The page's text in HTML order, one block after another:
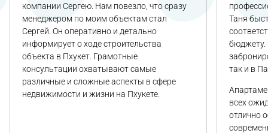
компании Сергею. Нам повезло, что сразу
менеджером по моим объектам стал
Сергей. Он оперативно и детально
информирует о ходе строительства
объекта в Пхукет. Грамотные
консультации охватывают самые
различные и сложные аспекты в сфере
недвижимости и жизни на Пхукете.
Таня
бюджету.
так и в
всех
отлично